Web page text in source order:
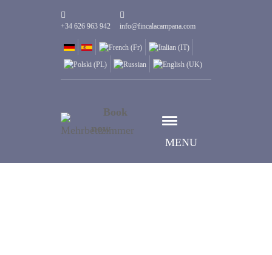
+34 626 963 942 info@fincalacampana.com
MENU
Book
now